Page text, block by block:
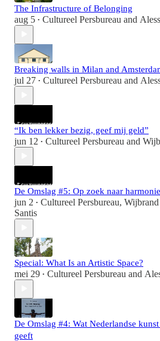
The Infrastructure of Belonging
aug 5 • Cultureel Persbureau and
Breaking walls in Milan and
jul 27 • Cultureel Persbureau and
“Ik ben lekker bezig, geef mij geld”
jun 12 • Cultureel Persbureau and
De Omslag #5: Op zoek naar harmonie
jun 2 • Cultureel Persbureau, Wijbrand
Santis
Special: What Is an Artistic Space?
mei 29 • Cultureel Persbureau and
De Omslag #4: Wat Nederlandse
geeft